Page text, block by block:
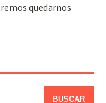
quedarnos